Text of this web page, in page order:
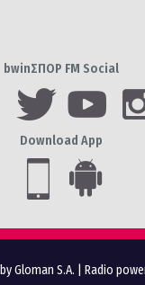
bwinΣΠΟΡ FM Social
Download App
Gloman S.A. Radio